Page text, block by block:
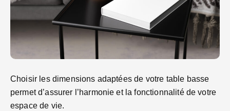
Choisir les dimensions adaptées de votre table basse
permet d’assurer l’harmonie et la fonctionnalité de votre
espace de vie.